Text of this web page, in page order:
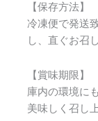
【保存方法】
冷凍便で発送
し、直ぐお召
【賞味期限】
庫内の環境に
美味しく召し